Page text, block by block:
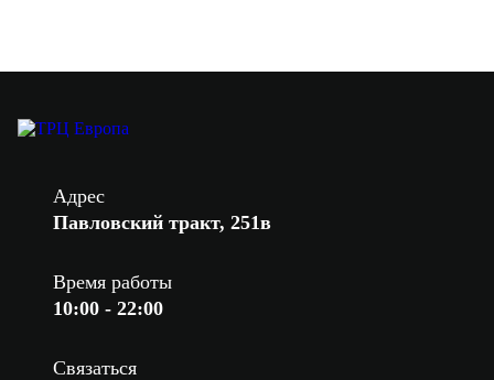
Адрес
Павловский тракт, 251в
Время работы
10:00 - 22:00
Связаться